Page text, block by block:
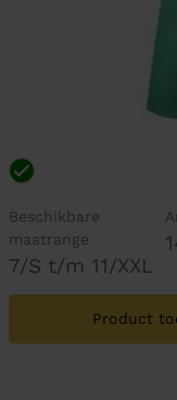
Beschikbare
maatrange
7/S t/m 11/XXL
Product